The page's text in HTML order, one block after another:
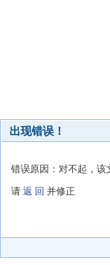
出现错误！
错误原因：对不起，该
请 返 回 并修正